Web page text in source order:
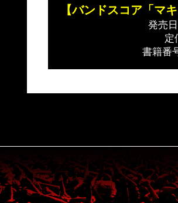
【バンドスコア「マ
発売
定
書籍番